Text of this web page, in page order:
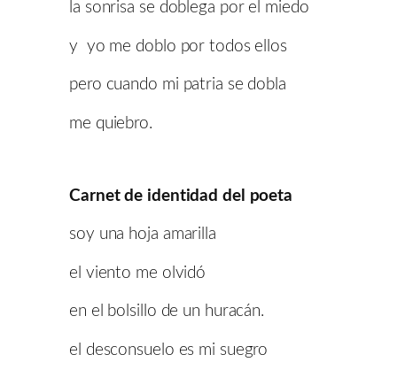
la sonrisa se doblega por el miedo
y yo me doblo por todos ellos
pero cuando mi patria se dobla
me quiebro.
Carnet de identidad del poeta
soy una hoja amarilla
el viento me olvidó
en el bolsillo de un huracán.
el desconsuelo es mi suegro